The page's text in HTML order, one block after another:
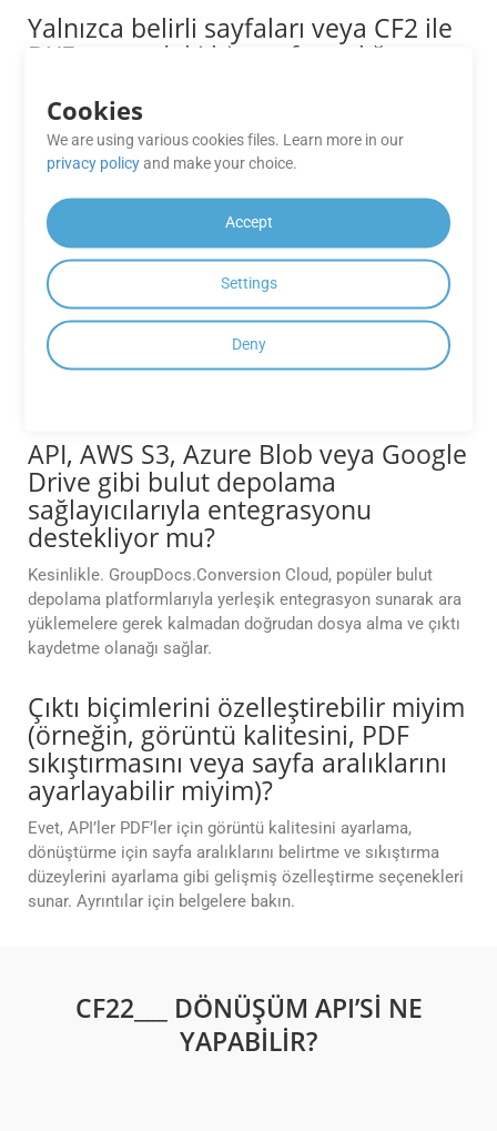
Yalnızca belirli sayfaları veya CF2 ile
DXF arasındaki bir sayfa aralığını
GroupDocs.Conversion Cloud, dönüşüm için özel sayfa
aralıkları tanımlamanıza olanak tanır. API isteğinizdeki
Sayfalar parametresini kullanarak belirli sayfaları (örneğin
1, 3, 5) veya sayfa aralıklarını (örneğin 2–6) seçebilirsiniz.
GrupDocs’in performansı ne kadar
güvenilirdir. Dönüşüm Bulut Ücretsiz
Uygulamaları?
GrupDocs.Convers Bulut Ücretsiz Uygulamalar dönüşüm
ihtiyaçlarınız için güvenilir performans ve yüksek kaliteli bir
API, AWS S3, Azure Blob veya Google
Drive gibi bulut depolama
sağlayıcılarıyla entegrasyonu
destekliyor mu?
Kesinlikle. GroupDocs.Conversion Cloud, popüler bulut
depolama platformlarıyla yerleşik entegrasyon sunarak ara
yüklemelere gerek kalmadan doğrudan dosya alma ve çıktı
kaydetme olanağı sağlar.
Çıktı biçimlerini özelleştirebilir miyim
(örneğin, görüntü kalitesini, PDF
sıkıştırmasını veya sayfa aralıklarını
ayarlayabilir miyim)?
Evet, API’ler PDF’ler için görüntü kalitesini ayarlama,
dönüştürme için sayfa aralıklarını belirtme ve sıkıştırma
düzeylerini ayarlama gibi gelişmiş özelleştirme seçenekleri
sunar. Ayrıntılar için belgelere bakın.
CF22___ DÖNÜŞÜM API’SI NE
YAPABILIR?
Cookies
We are using various cookies files. Learn more in our
privacy policyand make your choice.
Accept
Settings
Deny